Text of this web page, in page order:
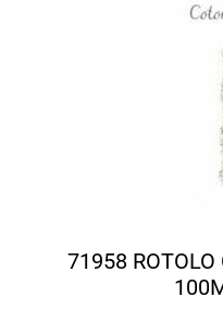
71958 ROTOLO